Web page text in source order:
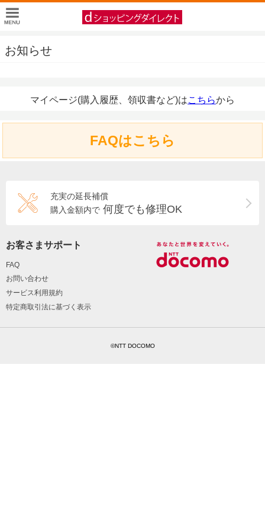
お知らせ
マイページ(購入履歴、領収書など)はこちらから
FAQはこちら
充実の延長補償
購入金額内で 何度でも修理OK
お客さまサポート
FAQ
お問い合わせ
サービス利用規約
特定商取引法に基づく表示
©NTT DOCOMO